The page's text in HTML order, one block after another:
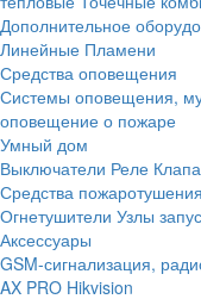
Дополнительное
Линейные Пламени
Средства оповещения
Системы оповещения,
оповещение о пожаре
Умный дом
Выключатели Реле
Средства пожаротушения
Огнетушители Узлы
Аксессуары
GSM-сигнализация,
AX PRO Hikvision